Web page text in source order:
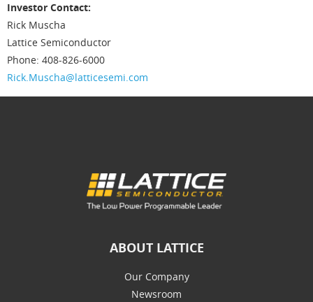
Investor Contact:
Rick Muscha
Lattice Semiconductor
Phone: 408-826-6000
Rick.Muscha@latticesemi.com
ABOUT LATTICE
Our Company
Newsroom